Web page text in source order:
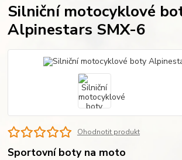
Silniční motocyklové
Alpinestars SMX-6
Ohodnotit produkt
Sportovní boty na moto